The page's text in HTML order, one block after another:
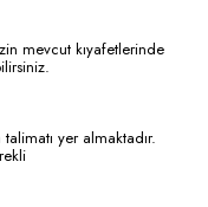
mevcut kıyafetlerinde
yer almaktadır.